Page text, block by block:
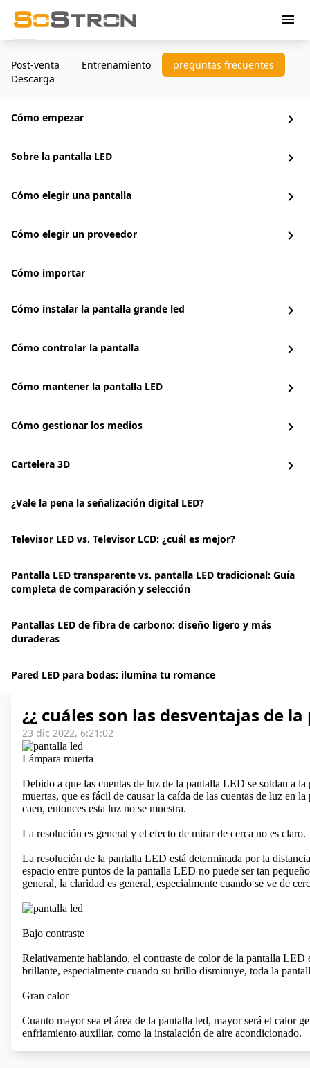
menu
Post-venta Entrenamiento
preguntas frecuentes
Descarga
Cómo empezar chevron_right
Sobre la pantalla LED chevron_right
Cómo elegir una pantalla chevron_right
Cómo elegir un proveedor chevron_right
Cómo importar
Cómo instalar la pantalla grande led chevron_right
Cómo controlar la pantalla chevron_right
Cómo mantener la pantalla LED chevron_right
Cómo gestionar los medios chevron_right
Cartelera 3D chevron_right
¿Vale la pena la señalización digital LED?
Televisor LED vs. Televisor LCD: ¿cuál es mejor?
Pantalla LED transparente vs. pantalla LED tradicional: Guía
completa de comparación y selección
Pantallas LED de fibra de carbono: diseño ligero y más
duraderas
Pared LED para bodas: ilumina tu romance
¿¿ cuáles son las desventajas de
23 dic 2022, 6:21:02
Lámpara muerta
Debido a que las cuentas de luz de la pantalla LED se soldan a
muertas, que es fácil de causar la caída de las cuentas de luz en
caen, entonces esta luz no se muestra.
La resolución es general y el efecto de mirar de cerca no es claro.
La resolución de la pantalla LED está determinada por la
espacio entre puntos de la pantalla LED no puede ser tan
general, la claridad es general, especialmente cuando se ve de
Bajo contraste
Relativamente hablando, el contraste de color de la pantalla
brillante, especialmente cuando su brillo disminuye, toda la
Gran calor
Cuanto mayor sea el área de la pantalla led, mayor será el calor
enfriamiento auxiliar, como la instalación de aire acondicionado.